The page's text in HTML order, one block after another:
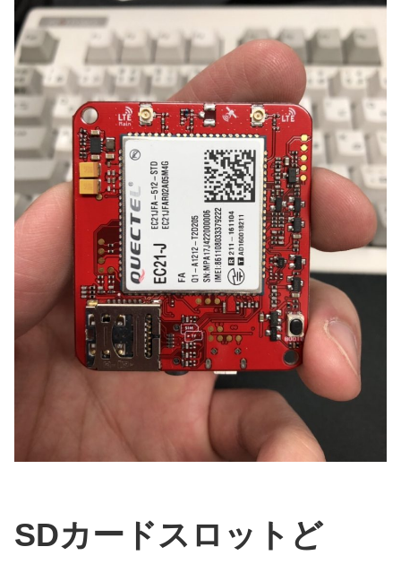
SDカードスロットど